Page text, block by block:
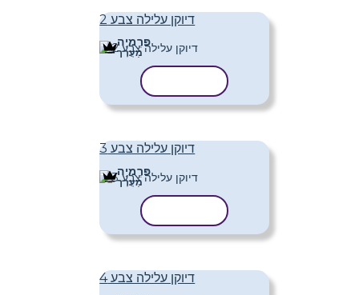
דיוקן עלילה צבע 2
פּרֶמיָה
מַעֲרָך
דיוקן עלילה צבע 3
פּרֶמיָה
מַעֲרָך
דיוקן עלילה צבע 4